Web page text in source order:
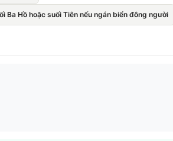
Ba Hồ hoặc suối Tiên nếu ngán biển đông người